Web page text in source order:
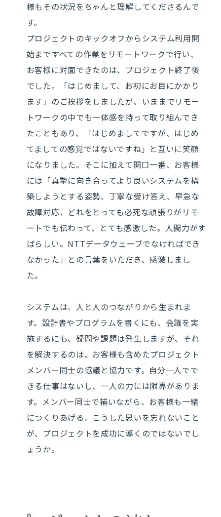
様もその状況をちゃんと理解してくださるんで
す。
プロジェクトのキックオフからシステム利用開
始まですべての作業をリモートワークで行い、
お客様に対面できたのは、プロジェクト終了後
でした。「はじめまして、お初にお目にかかり
ます」のご挨拶をしましたが、いままでリモー
トワークの中でも一体感を持って取り組んでき
たこともあり、「はじめましてですが、はじめ
てましての感覚ではないですね」と互いに笑顔
になりました。そこに加えて開口一番、お客様
には「真摯に向き合ってより良いシステムを構
築しようとする姿勢、丁寧な受け答え、早急な
故障対応、どれをとっても必死な頑張りがリモ
ートでも伝わって、とても感激した。人間力がす
ばらしい。NTTデータウェーブでなければでき
なかった」との言葉をいただき、感激しまし
た。
システムは、人と人のつながりから生まれま
す。設計書やプログラムを書くにも、会議を実
施するにも、疑問や課題は発生しますが、それ
を解決するのは、お客様も含めたプロジェクト
メンバー同士の協議と協力です。自分一人でで
きる仕事はないし、一人の力には限界がありま
す。メンバー同士で補いながら、お客様も一緒
につくりあげる。こうした思いを忘れないこと
が、プロジェクトを成功に導くのではないでし
ょうか。